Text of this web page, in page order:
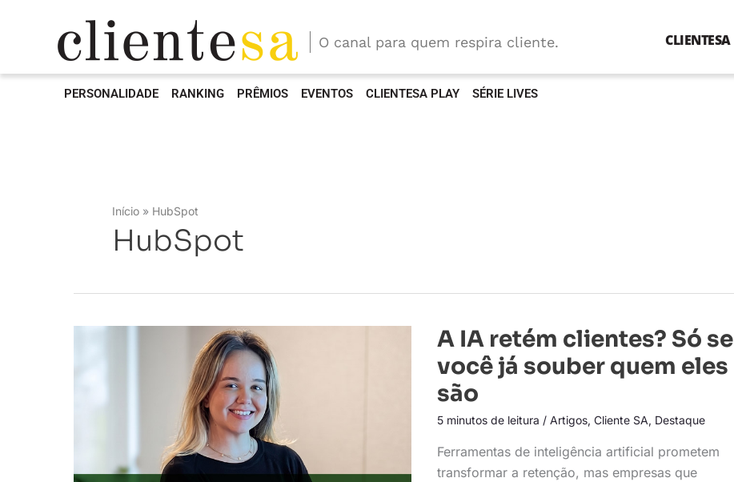
O canal para quem respira cliente. CLIENTESA
PERSONALIDADE RANKING PRÊMIOS EVENTOS CLIENTESA PLAY SÉRIE LIVES
Início HubSpot
HubSpot
A IA retém clientes? Só se
você já souber quem eles
são
5 minutos de leitura / Artigos, Cliente SA, Destaque
Ferramentas de inteligência artificial prometem
transformar a retenção, mas empresas que
A
IA
retém
clientes?
Só
se
já
quem
eles
são